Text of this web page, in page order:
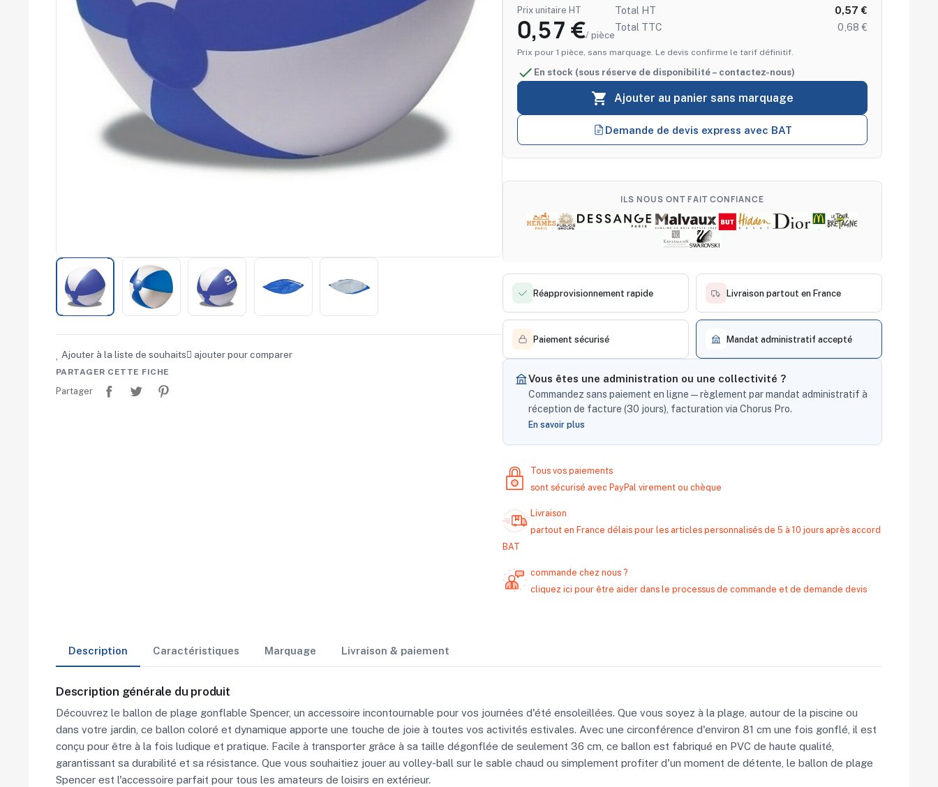
commerce
Salons
professionnels
Séminaires
Team building
Portes ouvertes
Cadeaux d'entreprise
Ajouter à la liste de souhaits ajouter pour comparer
PARTAGER CETTE FICHE
Partager
Prix unitaire HT
0,57 €/ pièce
Total HT
0,57 €
Total TTC
0,68 €
Prix pour 1 pièce, sans marquage. Le devis confirme le tarif définitif.
 Ajouter au panier sans marquage
 En stock (sous réserve de disponibilité – contactez-nous)
Demande de devis express avec BAT
ILS NOUS ONT FAIT CONFIANCE
Réapprovisionnement rapide Livraison partout en France
Paiement sécurisé Mandat administratif accepté
Vous êtes une administration ou une collectivité ?
Commandez sans paiement en ligne — règlement par mandat administratif à
réception de facture (30 jours), facturation via Chorus Pro.
En savoir plus
Tous vos paiements
sont sécurisé avec PayPal virement ou chèque
Livraison
partout en France délais pour les articles personnalisés de 5 à 10 jours après accord
BAT
commande chez nous ?
cliquez ici pour être aider dans le processus de commande et de demande devis
Description Caractéristiques Marquage Livraison & paiement
Description générale du produit
Découvrez le ballon de plage gonflable Spencer, un accessoire incontournable pour vos journées d'été ensoleillées. Que vous soyez à la plage, autour de la piscine ou
dans votre jardin, ce ballon coloré et dynamique apporte une touche de joie à toutes vos activités estivales. Avec une circonférence d'environ 81 cm une fois gonflé, il est
conçu pour être à la fois ludique et pratique. Facile à transporter grâce à sa taille dégonflée de seulement 36 cm, ce ballon est fabriqué en PVC de haute qualité,
garantissant sa durabilité et sa résistance. Que vous souhaitiez jouer au volley-ball sur le sable chaud ou simplement profiter d'un moment de détente, le ballon de plage
Spencer est l'accessoire parfait pour tous les amateurs de loisirs en extérieur.